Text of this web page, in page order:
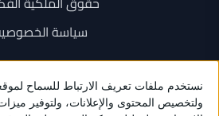
سياسة
اتصل بنا